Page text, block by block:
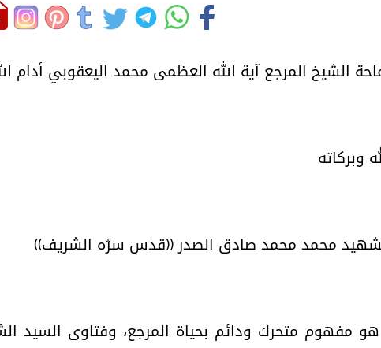
الشيخ المرجع آية الله العظمى محمد اليعقوبي أدام
وبركاته
محمد محمد صادق الصدر ((قدس سرّه الشريف))
هو مفهوم متحرك ودائم بحياة المرجع، وفتاوى السيد